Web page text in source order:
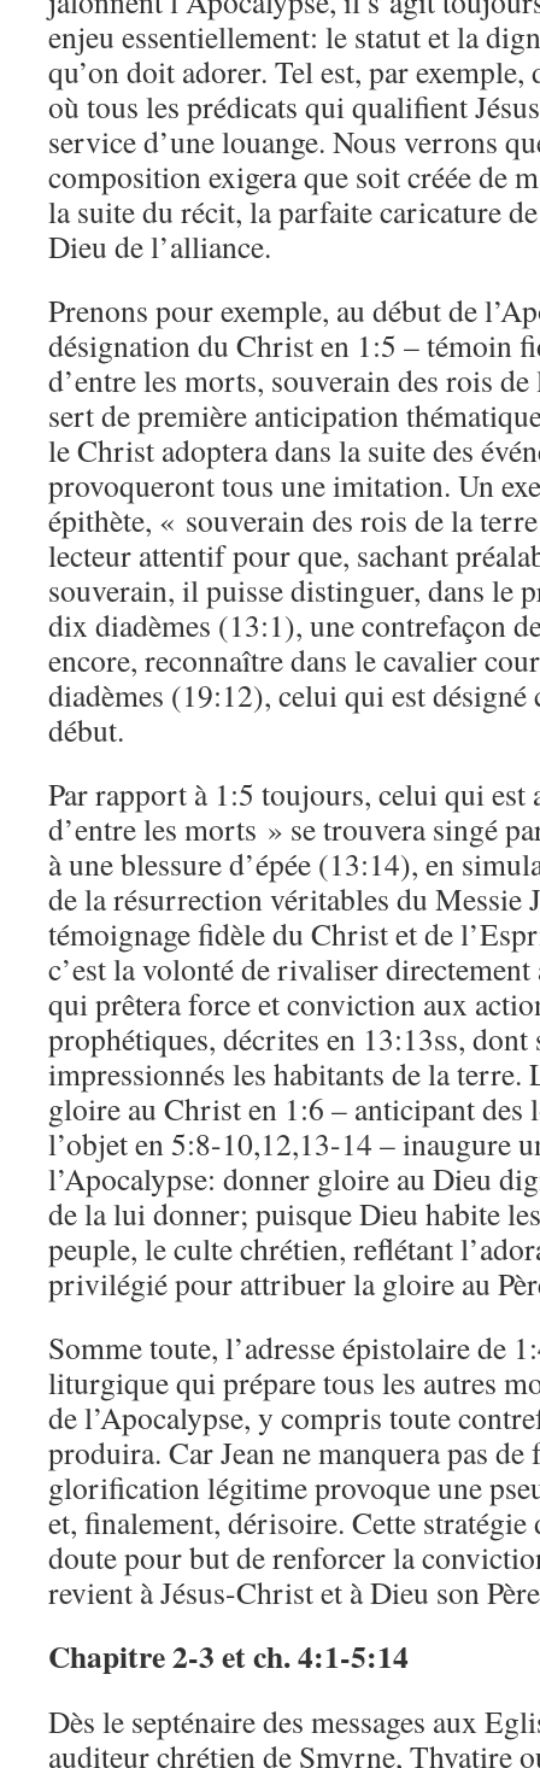
enjeu essentiellement: le statut et la
qu’on doit adorer. Tel est, par
où tous les prédicats qui qualifient
service d’une louange. Nous verrons
composition exigera que soit créée de
la suite du récit, la parfaite caricature
Dieu de l’alliance.
Prenons pour exemple, au début de
désignation du Christ en 1:5 – témoin
d’entre les morts, souverain des rois
sert de première anticipation
le Christ adoptera dans la suite des
provoqueront tous une imitation. Un
épithète, « souverain des rois de la
lecteur attentif pour que, sachant
souverain, il puisse distinguer, dans le
dix diadèmes (13:1), une contrefaçon
encore, reconnaître dans le cavalier
diadèmes (19:12), celui qui est désigné
début.
Par rapport à 1:5 toujours, celui qui est
d’entre les morts » se trouvera singé
à une blessure d’épée (13:14), en
de la résurrection véritables du Messie
témoignage fidèle du Christ et de
c’est la volonté de rivaliser directement
qui prêtera force et conviction aux
prophétiques, décrites en 13:13ss, dont
impressionnés les habitants de la terre.
gloire au Christ en 1:6 – anticipant des
l’objet en 5:8-10,12,13-14 – inaugure
l’Apocalypse: donner gloire au Dieu
de la lui donner; puisque Dieu habite
peuple, le culte chrétien, reflétant
privilégié pour attribuer la gloire au
Somme toute, l’adresse épistolaire de
liturgique qui prépare tous les autres
de l’Apocalypse, y compris toute
produira. Car Jean ne manquera pas de
glorification légitime provoque une
et, finalement, dérisoire. Cette stratégie
doute pour but de renforcer la
revient à Jésus-Christ et à Dieu son
Chapitre 2-3 et ch. 4:1-5:14
Dès le septénaire des messages aux
auditeur chrétien de Smyrne, Thyatire